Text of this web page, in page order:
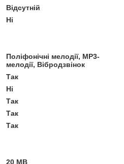
Відсутній
Ні
Поліфонічні мелодії, MP3-
мелодії, Вібродзвінок
Так
Ні
Так
Так
Так
20 MB